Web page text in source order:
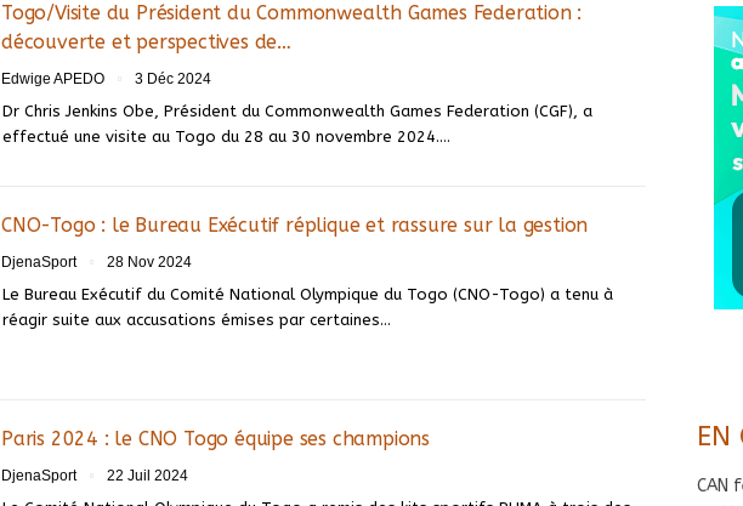
Togo/Visite du Président du Commonwealth Games Federation :
découverte et perspectives de…
Edwige APEDO 3 Déc 2024
Dr Chris Jenkins Obe, Président du Commonwealth Games Federation (CGF), a
effectué une visite au Togo du 28 au 30 novembre 2024.…
CNO-Togo : le Bureau Exécutif réplique et rassure sur la gestion
DjenaSport 28 Nov 2024
Le Bureau Exécutif du Comité National Olympique du Togo (CNO-Togo) a tenu à
réagir suite aux accusations émises par certaines…
Paris 2024 : le CNO Togo équipe ses champions
DjenaSport 22 Juil 2024
EN
CAN